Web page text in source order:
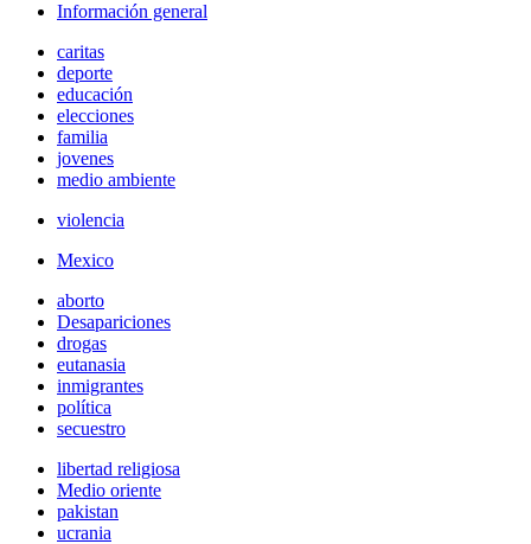
Información general
caritas
deporte
educación
elecciones
familia
jovenes
medio ambiente
violencia
Mexico
aborto
Desapariciones
drogas
eutanasia
inmigrantes
política
secuestro
libertad religiosa
Medio oriente
pakistan
ucrania